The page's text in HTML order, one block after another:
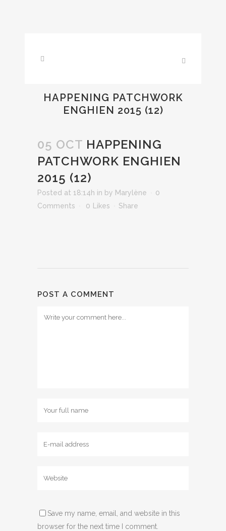
HAPPENING PATCHWORK
ENGHIEN 2015 (12)
05 OCT HAPPENING
PATCHWORK ENGHIEN
2015 (12)
Posted at 18:14h in by Marylène
0
Comments
0 Likes Share
POST A COMMENT
Save my name, email, and website in this
browser for the next time I comment.